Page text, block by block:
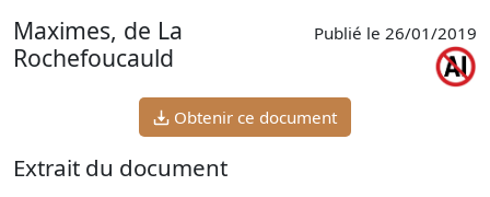
Maximes, de La
Rochefoucauld
Publié le 26/01/2019
Obtenir ce document
Extrait du document